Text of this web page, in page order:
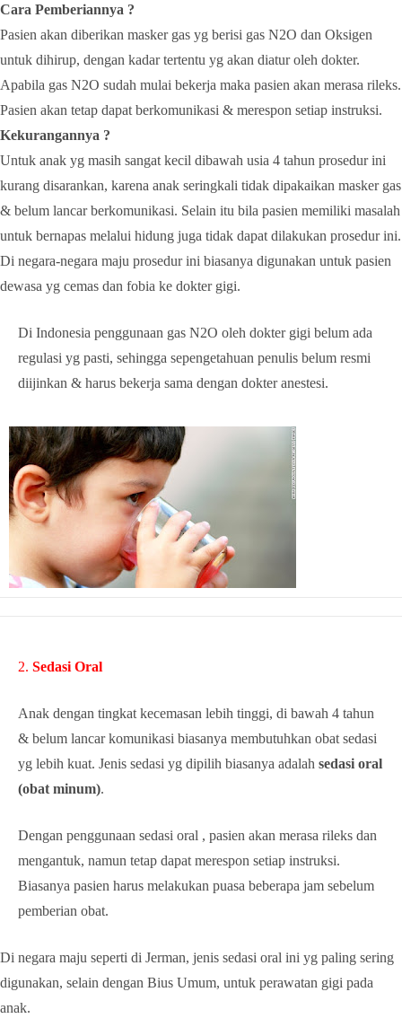
Cara Pemberiannya ?
Pasien akan diberikan masker gas yg berisi gas N2O dan Oksigen
untuk dihirup, dengan kadar tertentu yg akan diatur oleh dokter.
Apabila gas N2O sudah mulai bekerja maka pasien akan merasa rileks.
Pasien akan tetap dapat berkomunikasi & merespon setiap instruksi.
Kekurangannya ?
Untuk anak yg masih sangat kecil dibawah usia 4 tahun prosedur ini
kurang disarankan, karena anak seringkali tidak dipakaikan masker gas
& belum lancar berkomunikasi. Selain itu bila pasien memiliki masalah
untuk bernapas melalui hidung juga tidak dapat dilakukan prosedur ini.
Di negara-negara maju prosedur ini biasanya digunakan untuk pasien
dewasa yg cemas dan fobia ke dokter gigi.
Di Indonesia penggunaan gas N2O oleh dokter gigi belum ada
regulasi yg pasti, sehingga sepengetahuan penulis belum resmi
diijinkan & harus bekerja sama dengan dokter anestesi.
2. Sedasi Oral
Anak dengan tingkat kecemasan lebih tinggi, di bawah 4 tahun
& belum lancar komunikasi biasanya membutuhkan obat sedasi
yg lebih kuat. Jenis sedasi yg dipilih biasanya adalah sedasi oral
(obat minum).
Dengan penggunaan sedasi oral , pasien akan merasa rileks dan
mengantuk, namun tetap dapat merespon setiap instruksi.
Biasanya pasien harus melakukan puasa beberapa jam sebelum
pemberian obat.
Di negara maju seperti di Jerman, jenis sedasi oral ini yg paling sering
digunakan, selain dengan Bius Umum, untuk perawatan gigi pada
anak.